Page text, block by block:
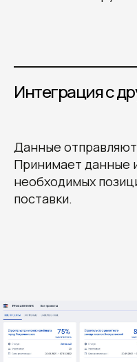
Интеграция с
Данные
Принимает данные
необходимых
поставки.